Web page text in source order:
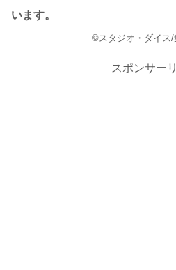
います。
©スタジオ・ダイス/
スポンサー